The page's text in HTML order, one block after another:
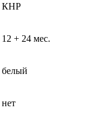
КНР
12 + 24 мес.
белый
нет